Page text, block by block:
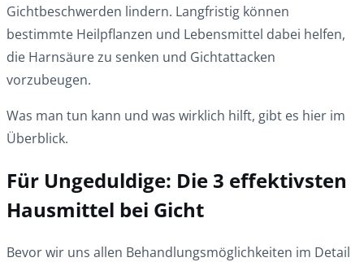
Gichtbeschwerden lindern. Langfristig können
bestimmte Heilpflanzen und Lebensmittel dabei helfen,
die Harnsäure zu senken und Gichtattacken
vorzubeugen.
Was man tun kann und was wirklich hilft, gibt es hier im
Überblick.
Für Ungeduldige: Die 3 effektivsten
Hausmittel bei Gicht
Bevor wir uns allen Behandlungsmöglichkeiten im Detail